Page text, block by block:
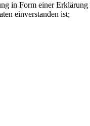
in Form einer Erklärung
einverstanden ist;